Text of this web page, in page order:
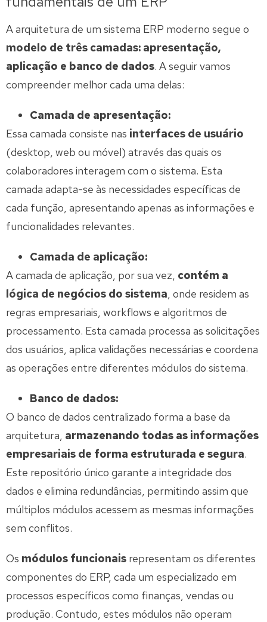
A arquitetura de um sistema ERP moderno segue o
modelo de três camadas: apresentação,
aplicação e banco de dados. A seguir vamos
compreender melhor cada uma delas:
Camada de apresentação:
Essa camada consiste nas interfaces de usuário
(desktop, web ou móvel) através das quais os
colaboradores interagem com o sistema. Esta
camada adapta-se às necessidades específicas de
cada função, apresentando apenas as informações e
funcionalidades relevantes.
Camada de aplicação:
A camada de aplicação, por sua vez, contém a
lógica de negócios do sistema , onde residem as
regras empresariais, workflows e algoritmos de
processamento. Esta camada processa as solicitações
dos usuários, aplica validações necessárias e coordena
as operações entre diferentes módulos do sistema.
Banco de dados:
O banco de dados centralizado forma a base da
arquitetura, armazenando todas as informações
empresariais de forma estruturada e segura.
Este repositório único garante a integridade dos
dados e elimina redundâncias, permitindo assim que
múltiplos módulos acessem as mesmas informações
sem conflitos.
Os módulos funcionais representam os diferentes
componentes do ERP, cada um especializado em
processos específicos como finanças, vendas ou
produção. Contudo, estes módulos não operam